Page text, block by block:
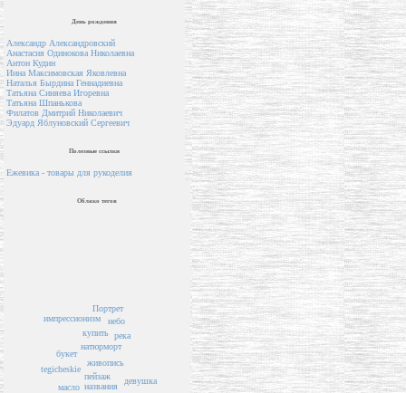
День рождения
Александр Александровский
Анастасия Одинокова Николаевна
Антон Кудин
Инна Максимовская Яковлевна
Наталья Бырдина Геннадиевна
Татьяна Синяева Игоревна
Татьяна Шпанькова
Филатов Дмитрий Николаевич
Эдуард Яблуновский Сергеевич
Полезные ссылки
Ежевика - товары для рукоделия
Облако тегов
пейзаж
названия
живопись
натюрморт
купить
букет
масло
река
tegicheskie
небо
импрессионизм
Портрет
девушка